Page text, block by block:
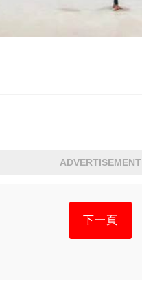
ADVERTISEMENT
下一頁